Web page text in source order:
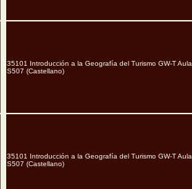
35101 Introducción a la Geografía del Turismo GW-T Aula
S507 (Castellano)
35101 Introducción a la Geografía del Turismo GW-T Aula
S507 (Castellano)